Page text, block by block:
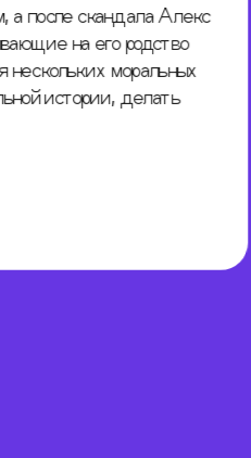
а после скандала Алекс
на его родство
нескольких моральных
истории, делать